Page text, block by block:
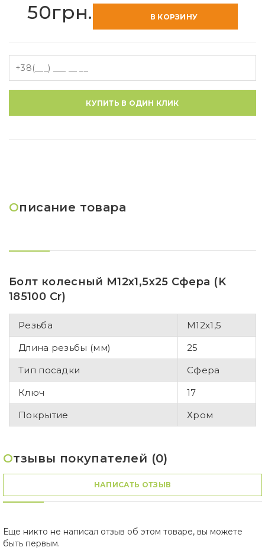
50грн. В КОРЗИНУ
КУПИТЬ В ОДИН КЛИК
Описание товара
Болт колесный M12x1,5x25 Сфера (K
185100 Cr)
Резьба
M12x1,5
Длина резьбы (мм)
25
Тип посадки
Сфера
Ключ
17
Покрытие
Хром
Отзывы покупателей (0)
НАПИСАТЬ ОТЗЫВ
Еще никто не написал отзыв об этом товаре, вы можете
быть первым.